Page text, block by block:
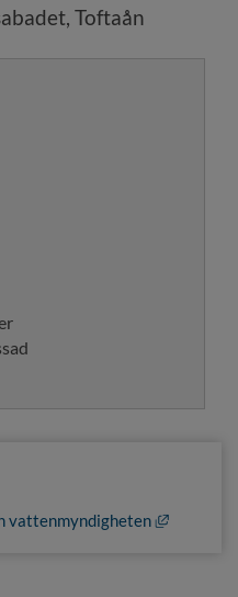
Toftaån
vattenmyndigheten Länk till